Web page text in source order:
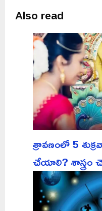
Also read
శ్రావణంలో 5
చేయాలి? శాస్త్రం